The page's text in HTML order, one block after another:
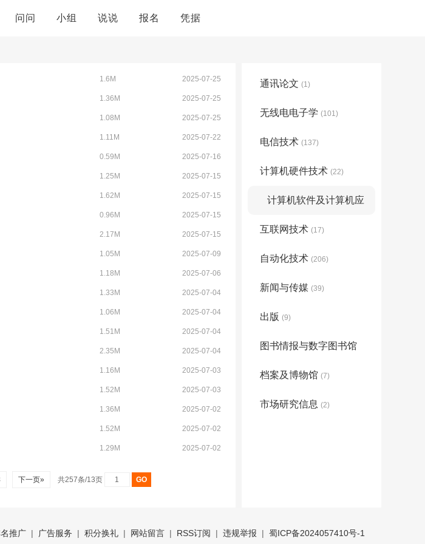
问问 小组 说说 报名 凭据
1.6M 2025-07-25
1.36M 2025-07-25
1.08M 2025-07-25
1.11M 2025-07-22
0.59M 2025-07-16
1.25M 2025-07-15
1.62M 2025-07-15
0.96M 2025-07-15
2.17M 2025-07-15
1.05M 2025-07-09
1.18M 2025-07-06
1.33M 2025-07-04
1.06M 2025-07-04
1.51M 2025-07-04
2.35M 2025-07-04
1.16M 2025-07-03
1.52M 2025-07-03
1.36M 2025-07-02
1.52M 2025-07-02
1.29M 2025-07-02
下一页» 共257条/13页
通讯论文 (1)
无线电电子学 (101)
电信技术 (137)
计算机硬件技术 (22)
计算机软件及计算机应
用 (257)
互联网技术 (17)
自动化技术 (206)
新闻与传媒 (39)
出版 (9)
图书情报与数字图书馆
(60)
档案及博物馆 (7)
市场研究信息 (2)
推广 | 广告服务 | 积分换礼 | 网站留言 | RSS订阅 | 违规举报 | 蜀ICP备2024057410号-1